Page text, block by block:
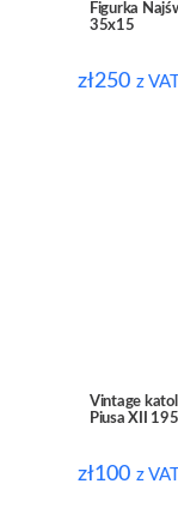
Figurka
35x15
zł250 z VAT
Vintage
Piusa XII
zł100 z VAT